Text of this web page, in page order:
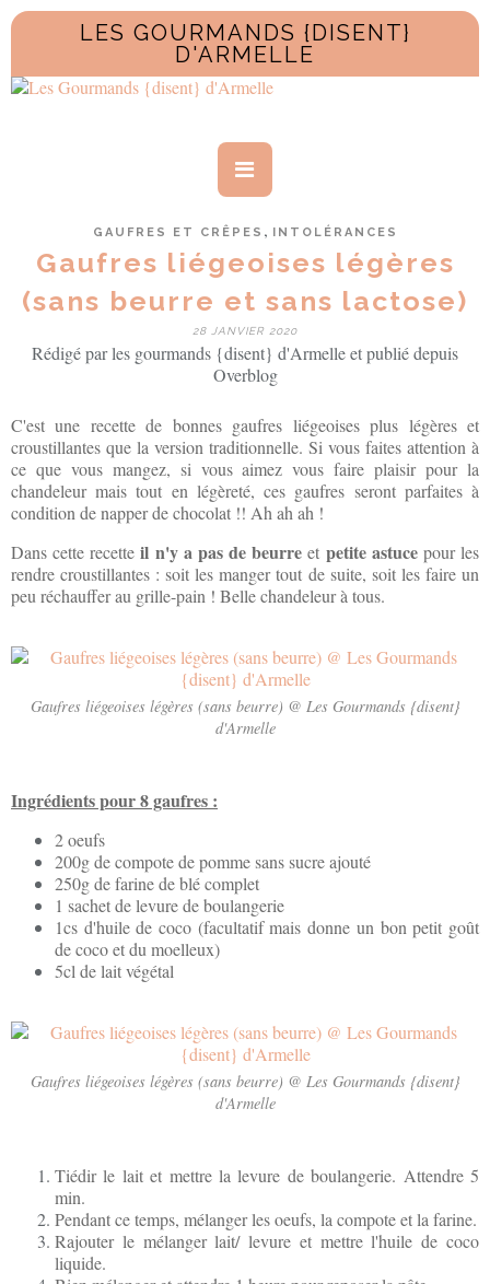
LES GOURMANDS {DISENT}
D'ARMELLE
GAUFRES ET CRÊPES , INTOLÉRANCES
Gaufres liégeoises légères
(sans beurre et sans lactose)
28 JANVIER 2020
Rédigé par les gourmands {disent} d'Armelle et publié depuis
Overblog
C'est une recette de bonnes gaufres liégeoises plus légères et
croustillantes que la version traditionnelle. Si vous faites attention à
ce que vous mangez, si vous aimez vous faire plaisir pour la
chandeleur mais tout en légèreté, ces gaufres seront parfaites à
condition de napper de chocolat !! Ah ah ah !
Dans cette recetteil n'y a pas de beurreet petite astucepour les
rendre croustillantes : soit les manger tout de suite, soit les faire un
peu réchauffer au grille-pain ! Belle chandeleur à tous.
Gaufres liégeoises légères (sans beurre) @ Les Gourmands {disent}
d'Armelle
Ingrédients pour 8 gaufres :
2 oeufs
200g de compote de pomme sans sucre ajouté
250g de farine de blé complet
1 sachet de levure de boulangerie
1cs d'huile de coco (facultatif mais donne un bon petit goût
de coco et du moelleux)
5cl de lait végétal
Gaufres liégeoises légères (sans beurre) @ Les Gourmands {disent}
d'Armelle
Tiédir le lait et mettre la levure de boulangerie. Attendre 5
min.
Pendant ce temps, mélanger les oeufs, la compote et la farine.
Rajouter le mélanger lait/ levure et mettre l'huile de coco
liquide.